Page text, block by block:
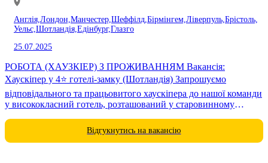
Англія, Лондон, Манчестер, Шеффілд, Бірмінгем, Ліверпуль, Брістоль,
Уельс, Шотландія, Едінбург,Глазго
25.07.2025
РОБОТА (ХАУЗКІЕР) З ПРОЖИВАННЯМ Вакансія:
Хаускіпер у 4⭐️ готелі-замку (Шотландія) Запрошуємо
відповідального та працьовитого хаускіпера до нашої команди
у висококласний готель, розташований у старовинному
тих,...
Відгукнутись на вакансію